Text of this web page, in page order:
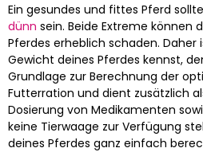
Ein gesundes und fittes Pferd sollte
dünn sein. Beide Extreme können
Pferdes erheblich schaden. Daher
Gewicht deines Pferdes kennst,
Grundlage zur Berechnung der
Futterration und dient zusätzlich
Dosierung von Medikamenten
keine Tierwaage zur Verfügung
deines Pferdes ganz einfach